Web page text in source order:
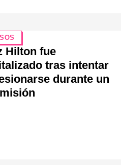
Hilton fue
tras intentar
durante un